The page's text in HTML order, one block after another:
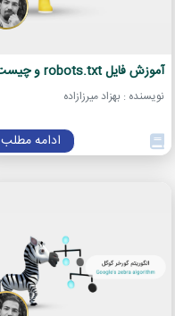
آموزش فایل robots.txt و چیست؟
نویسنده : بهزاد میرزازاده
ادامه مطلب